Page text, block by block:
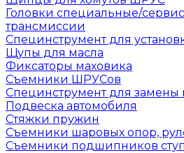
Головки специальные/
трансмиссии
Специнструмент для
Щупы для масла
Фиксаторы маховика
Съемники ШРУСов
Специнструмент для замены
Подвеска автомобиля
Стяжки пружин
Съемники шаровых опор,
Съемники подшипников